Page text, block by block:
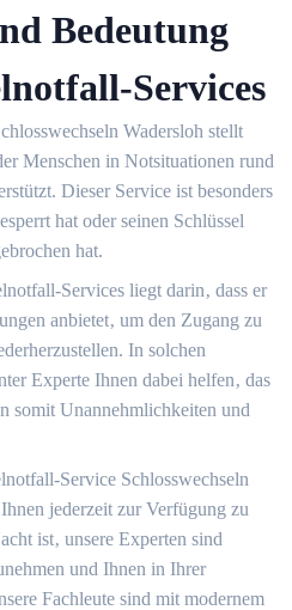
Bedeutung
Services
Wadersloh stellt
Menschen in Notsituationen rund
Dieser Service ist besonders
hat oder seinen Schlüssel
hat.​
Services liegt darin‚ dass er
anbietet‚ um den Zugang zu
In solchen
Experte Ihnen dabei helfen‚ das
somit Unannehmlichkeiten und
Service Schlosswechseln
jederzeit zur Verfügung zu
ist‚ unsere Experten sind
und Ihnen in Ihrer
Fachleute sind mit modernem